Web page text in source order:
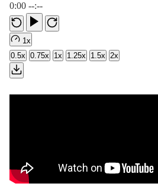
0:00 --:--
1x
0.5x 0.75x 1x 1.25x 1.5x 2x